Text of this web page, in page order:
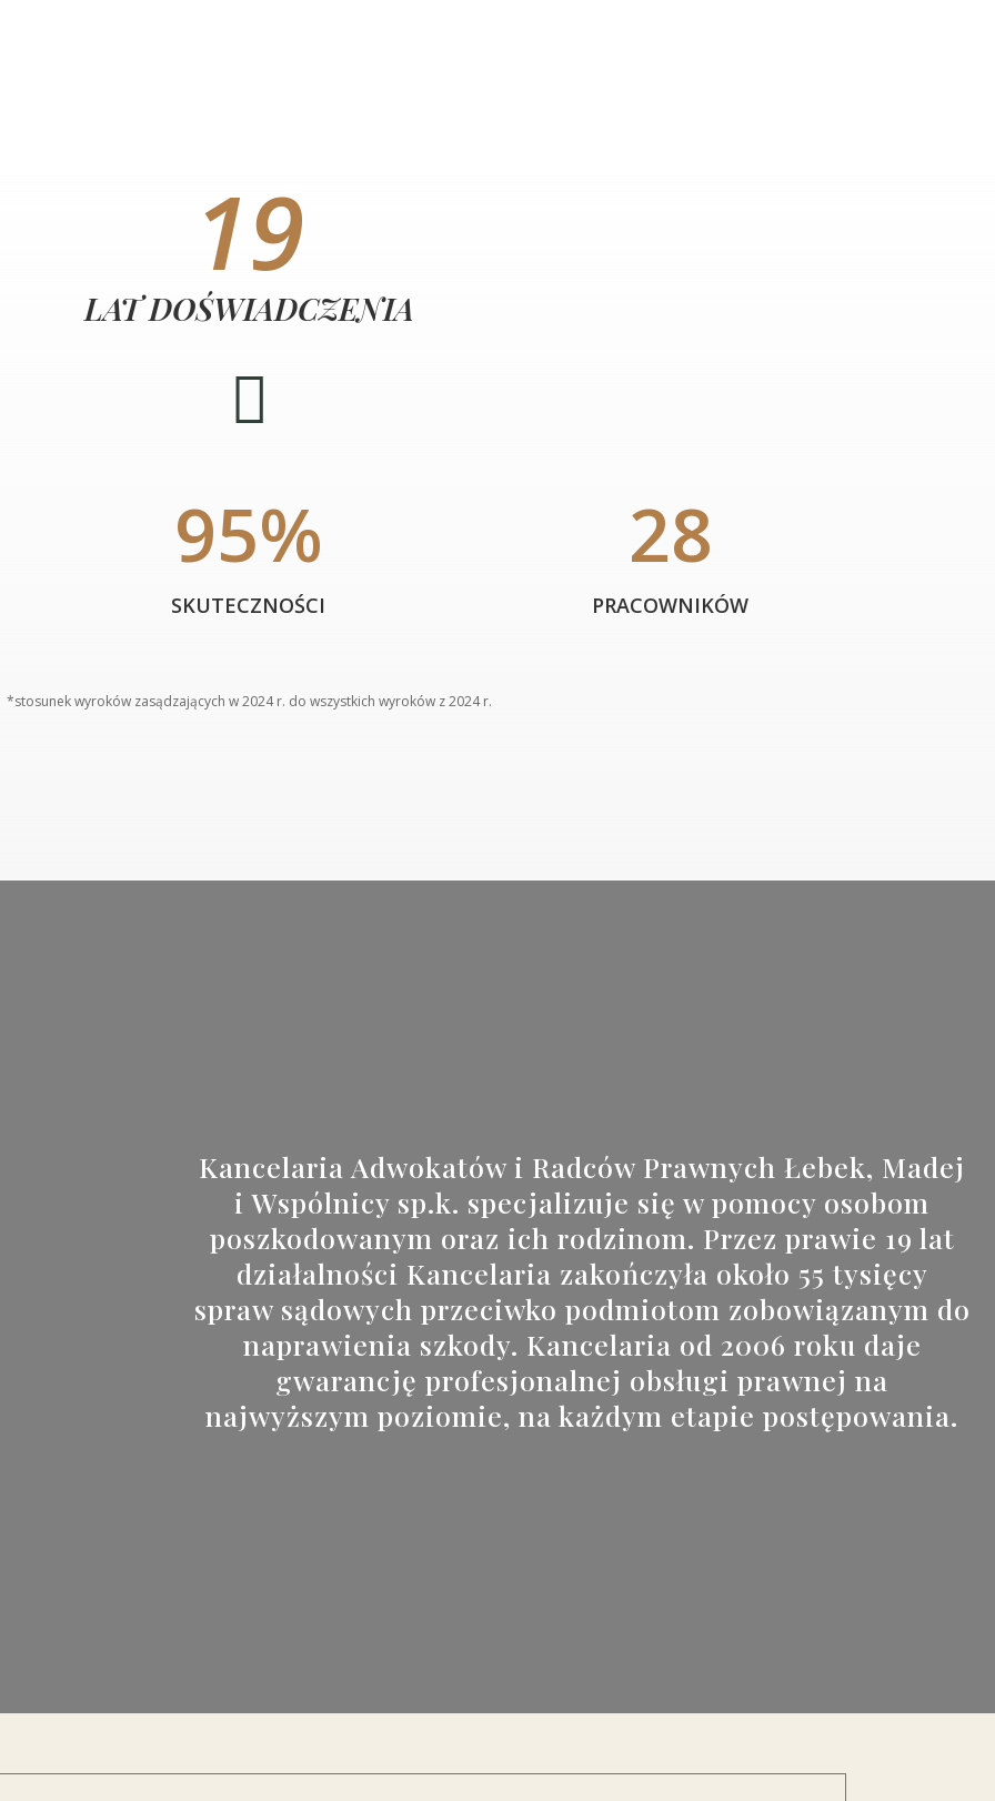
19
LAT DOŚWIADCZENIA

95%
SKUTECZNOŚCI
28
PRACOWNIKÓW
*stosunek wyroków zasądzających w 2024 r. do wszystkich wyroków z 2024 r.
Kancelaria Adwokatów i Radców Prawnych Łebek, Madej
i Wspólnicy sp.k. specjalizuje się w pomocy osobom
poszkodowanym oraz ich rodzinom. Przez prawie 19 lat
działalności Kancelaria zakończyła około 55 tysięcy
spraw sądowych przeciwko podmiotom zobowiązanym do
naprawienia szkody. Kancelaria od 2006 roku daje
gwarancję profesjonalnej obsługi prawnej na
najwyższym poziomie, na każdym etapie postępowania.